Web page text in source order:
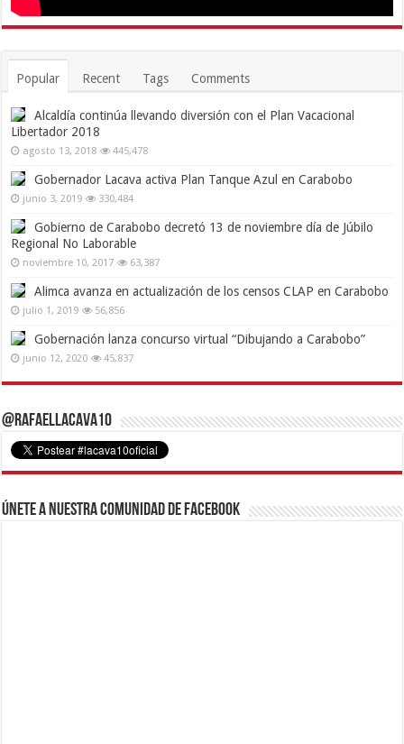
Popular Recent Tags Comments
Alcaldía continúa llevando diversión con el Plan Vacacional
Libertador 2018
agosto 13, 2018 445,478
Gobernador Lacava activa Plan Tanque Azul en Carabobo
junio 3, 2019 330,484
Gobierno de Carabobo decretó 13 de noviembre día de Júbilo
Regional No Laborable
noviembre 10, 2017 63,387
Alimca avanza en actualización de los censos CLAP en Carabobo
julio 1, 2019 56,856
Gobernación lanza concurso virtual “Dibujando a Carabobo”
junio 12, 2020 45,837
@RafaelLacava10
Únete a nuestra comunidad de Facebook